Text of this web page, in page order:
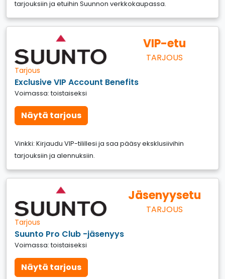
tarjouksiin ja etuihin Suunnon verkkokaupassa.
VIP-etu
TARJOUS
Tarjous
Exclusive VIP Account Benefits
Voimassa: toistaiseksi
Näytä tarjous
Vinkki: Kirjaudu VIP-tilillesi ja saa pääsy eksklusiivihin
tarjouksiin ja alennuksiin.
Jäsenyysetu
TARJOUS
Tarjous
Suunto Pro Club -jäsenyys
Voimassa: toistaiseksi
Näytä tarjous